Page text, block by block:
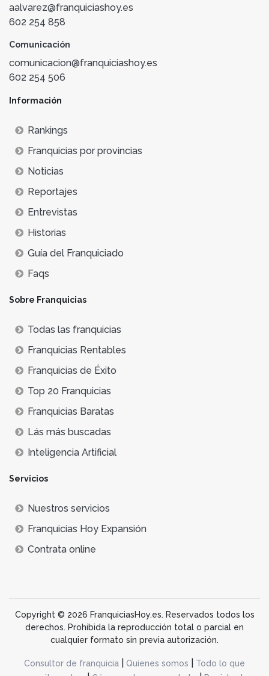
aalvarez@franquiciashoy.es
602 254 858
Comunicación
comunicacion@franquiciashoy.es
602 254 506
Información
Rankings
Franquicias por provincias
Noticias
Reportajes
Entrevistas
Historias
Guía del Franquiciado
Faqs
Sobre Franquicias
Todas las franquicias
Franquicias Rentables
Franquicias de Éxito
Top 20 Franquicias
Franquicias Baratas
Lás más buscadas
Inteligencia Artificial
Servicios
Nuestros servicios
Franquicias Hoy Expansión
Contrata online
Copyright © 2026 FranquiciasHoy.es. Reservados todos los
derechos. Prohibida la reproducción total o parcial en
cualquier formato sin previa autorización.
Consultor de franquicia Quienes somos
Todo lo que